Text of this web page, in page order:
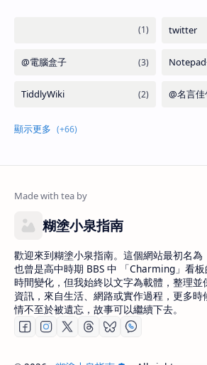
糊塗小泉指南
歡迎來到糊塗小泉指南。這個網站最初名為
也曾是高中時期 BBS 中 「Charming」看
時間變化，但我始終以文字為載體，整理並
資訊，來自生活、網路或實作過程，更多
情不至於被遺忘，故事可以繼續下去。